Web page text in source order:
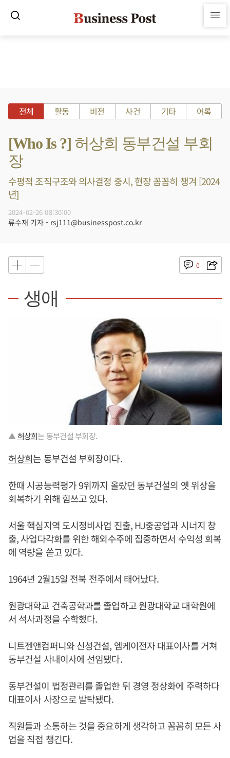
전체 활동 비전 사건 기타 어록
[Who Is ?] 허상희 동부건설 부회
장
수평적 조직구조와 의사결정 중시, 현장 꼼꼼히 챙겨 [2024
년]
2024-02-26 08:30:00
류수재 기자 - rsj111@businesspost.co.kr
0
생애
▲허상희는 동부건설 부회장.
허상희는 동부건설 부회장이다.
한때 시공능력평가 9위까지 올랐던 동부건설의 옛 위상을
회복하기 위해 힘쓰고 있다.
서울 핵심지역 도시정비사업 진출, HJ중공업과 시너지 창
출, 사업다각화를 위한 해외수주에 집중하면서 수익성 회복
에 역량을 쏟고 있다.
1964년 2월15일 전북 전주에서 태어났다.
원광대학교 건축공학과를 졸업하고 원광대학교 대학원에
서 석사과정을 수학했다.
니트젠앤컴퍼니와 신성건설, 엠케이전자 대표이사를 거쳐
동부건설 사내이사에 선임됐다.
동부건설이 법정관리를 졸업한 뒤 경영 정상화에 주력하다
대표이사 사장으로 발탁됐다.
직원들과 소통하는 것을 중요하게 생각하고 꼼꼼히 모든 사
업을 직접 챙긴다.